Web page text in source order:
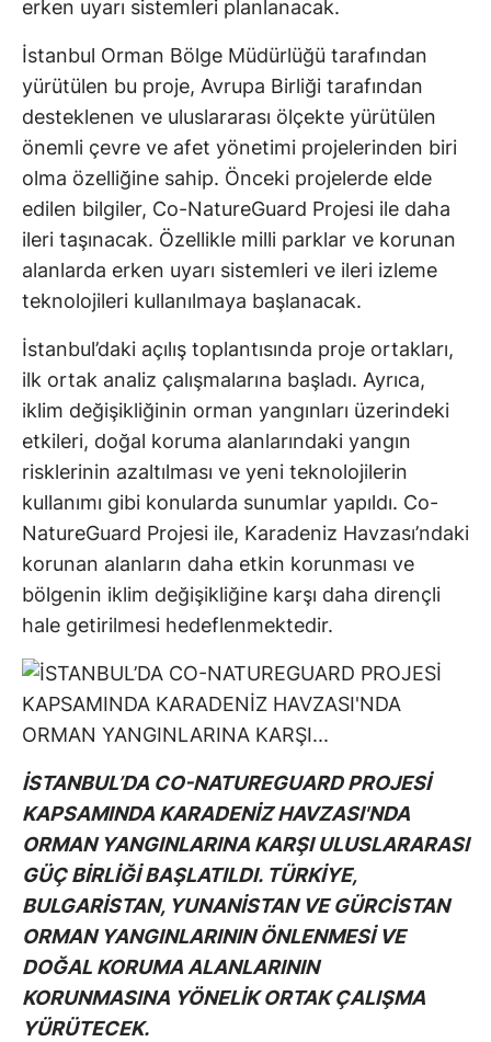
erken uyarı sistemleri planlanacak.
İstanbul Orman Bölge Müdürlüğü tarafından
yürütülen bu proje, Avrupa Birliği tarafından
desteklenen ve uluslararası ölçekte yürütülen
önemli çevre ve afet yönetimi projelerinden biri
olma özelliğine sahip. Önceki projelerde elde
edilen bilgiler, Co-NatureGuard Projesi ile daha
ileri taşınacak. Özellikle milli parklar ve korunan
alanlarda erken uyarı sistemleri ve ileri izleme
teknolojileri kullanılmaya başlanacak.
İstanbul’daki açılış toplantısında proje ortakları,
ilk ortak analiz çalışmalarına başladı. Ayrıca,
iklim değişikliğinin orman yangınları üzerindeki
etkileri, doğal koruma alanlarındaki yangın
risklerinin azaltılması ve yeni teknolojilerin
kullanımı gibi konularda sunumlar yapıldı. Co-
NatureGuard Projesi ile, Karadeniz Havzası’ndaki
korunan alanların daha etkin korunması ve
bölgenin iklim değişikliğine karşı daha dirençli
hale getirilmesi hedeflenmektedir.
İSTANBUL’DA CO-NATUREGUARD PROJESİ
KAPSAMINDA KARADENİZ HAVZASI'NDA
ORMAN YANGINLARINA KARŞI ULUSLARARASI
GÜÇ BİRLİĞİ BAŞLATILDI. TÜRKİYE,
BULGARİSTAN, YUNANİSTAN VE GÜRCİSTAN
ORMAN YANGINLARININ ÖNLENMESİ VE
DOĞAL KORUMA ALANLARININ
KORUNMASINA YÖNELİK ORTAK ÇALIŞMA
YÜRÜTECEK.